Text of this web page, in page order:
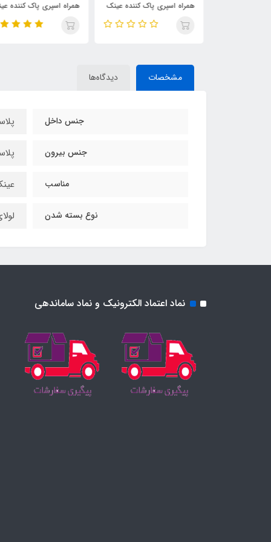
همراه اسپری پاک کننده عینک
و لوازم دیجیتالی
همراه اسپری پاک کننده
و لوازم دیجیتالی
مشخصات دیدگاه‌ها
جنس داخل
جنس بیرون
مناسب
نوع بسته شدن
نماد اعتماد الکترونیک و نماد ساماندهی